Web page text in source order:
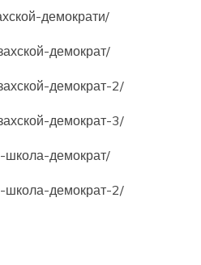
демократи/
демократ/
демократ-2/
демократ-3/
школа-демократ/
школа-демократ-2/